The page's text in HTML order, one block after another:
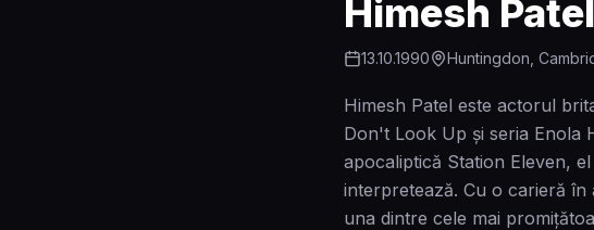
Himesh Patel
13.10.1990 Huntingdon,
Himesh Patel este actorul
Don't Look Up și seria Enola
apocaliptică Station Eleven,
interpretează. Cu o carieră în
una dintre cele mai